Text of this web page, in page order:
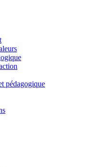
pédagogique